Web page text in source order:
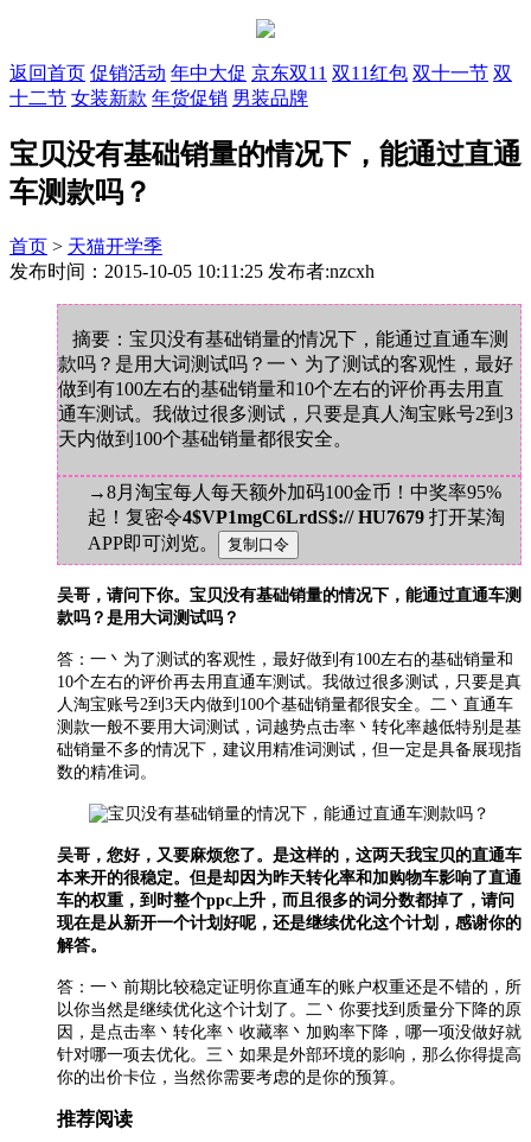
返回首页 促销活动 年中大促 京东双11 双11红包 双十一节 双
十二节 女装新款 年货促销 男装品牌
宝贝没有基础销量的情况下，能通过直通
车测款吗？
首页 > 天猫开学季
发布时间：2015-10-05 10:11:25 发布者:nzcxh
摘要：宝贝没有基础销量的情况下，能通过直通车测
款吗？是用大词测试吗？一丶为了测试的客观性，最好
做到有100左右的基础销量和10个左右的评价再去用直
通车测试。我做过很多测试，只要是真人淘宝账号2到3
天内做到100个基础销量都很安全。
→8月淘宝每人每天额外加码100金币！中奖率95%
起！复密令4$VP1mgC6LrdS$:// HU7679 打开某淘
APP即可浏览。
吴哥，请问下你。宝贝没有基础销量的情况下，能通过直通车测
款吗？是用大词测试吗？
答：一丶为了测试的客观性，最好做到有100左右的基础销量和
10个左右的评价再去用直通车测试。我做过很多测试，只要是真
人淘宝账号2到3天内做到100个基础销量都很安全。二丶直通车
测款一般不要用大词测试，词越势点击率丶转化率越低特别是基
础销量不多的情况下，建议用精准词测试，但一定是具备展现指
数的精准词。
吴哥，您好，又要麻烦您了。是这样的，这两天我宝贝的直通车
本来开的很稳定。但是却因为昨天转化率和加购物车影响了直通
车的权重，到时整个ppc上升，而且很多的词分数都掉了，请问
现在是从新开一个计划好呢，还是继续优化这个计划，感谢你的
解答。
答：一丶前期比较稳定证明你直通车的账户权重还是不错的，所
以你当然是继续优化这个计划了。二丶你要找到质量分下降的原
因，是点击率丶转化率丶收藏率丶加购率下降，哪一项没做好就
针对哪一项去优化。三丶如果是外部环境的影响，那么你得提高
你的出价卡位，当然你需要考虑的是你的预算。
推荐阅读